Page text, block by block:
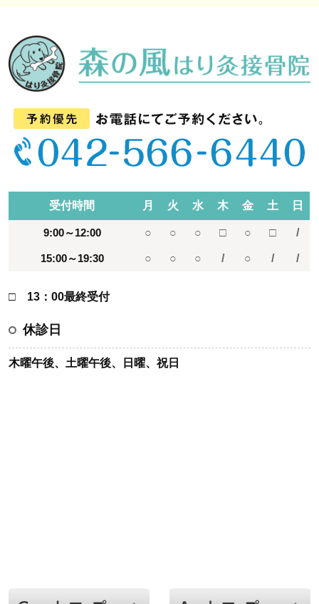
受付時間 月 火 水 木 金 土 日
9:00～12:00 ○ ○ ○ □ ○ □ /
15:00～19:30 ○ ○ ○ / ○ / /
□ 13：00最終受付
休診日
木曜午後、土曜午後、日曜、祝日